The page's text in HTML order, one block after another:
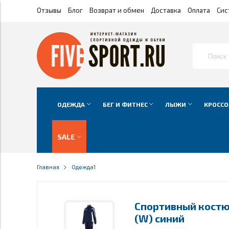
Отзывы Блог Возврат и обмен Доставка Оплата
ОДЕЖДА БЕГ И ФИТНЕС ЛЫЖИ
SALE
Главная Одежда1
Спортивный
(W) синий